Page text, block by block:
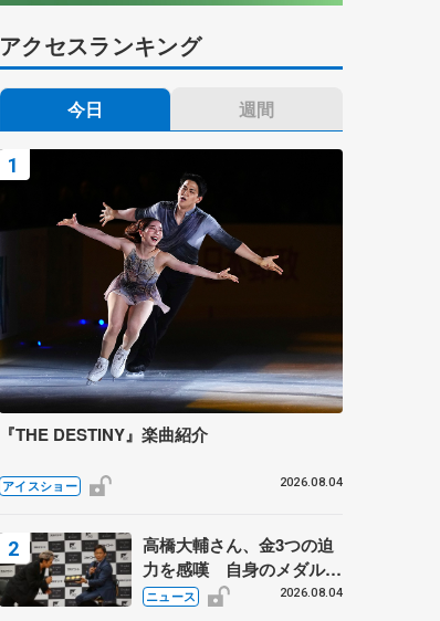
アクセスランキング
今日 週間
『THE DESTINY』楽曲紹介
アイスショー 2026.08.04
高橋大輔さん、金3つの迫
力を感嘆 自身のメダルは
「どちらに？」 〝リス兄
ニュース 2026.08.04